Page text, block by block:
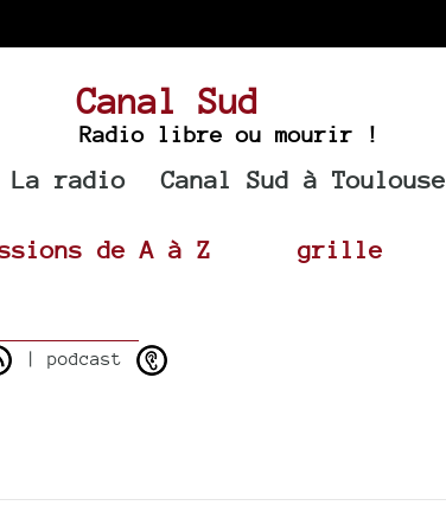
Canal Sud
Radio libre ou mourir !
La radio Canal Sud à Toulouse
de A à Z grille
| podcast